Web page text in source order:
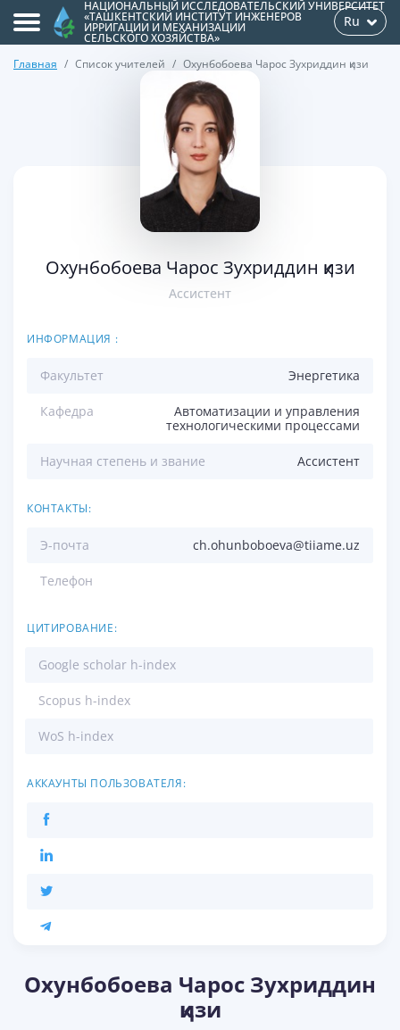
НАЦИОНАЛЬНЫЙ ИССЛЕДОВАТЕЛЬСКИЙ УНИВЕРСИТЕТ
«ТАШКЕНТСКИЙ ИНСТИТУТ ИНЖЕНЕРОВ
ИРРИГАЦИИ И МЕХАНИЗАЦИИ
СЕЛЬСКОГО ХОЗЯЙСТВА»
Ru
Главная Список учителей Охунбобоева Чарос Зухриддин қизи
Охунбобоева Чарос Зухриддин қизи
Ассистент
ИНФОРМАЦИЯ :
Факультет Энергетикa
Кафедра
Автоматизации и управления
технологическими процессами
Научная степень и звание Ассистент
КОНТАКТЫ:
Э-почта ch.ohunboboeva@tiiame.uz
Телефон
ЦИТИРОВАНИЕ:
Google scholar h-index
Scopus h-index
WoS h-index
АККАУНТЫ ПОЛЬЗОВАТЕЛЯ:
Охунбобоева Чарос Зухриддин
қизи